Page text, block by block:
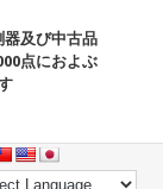
器及び中古品
点におよぶ